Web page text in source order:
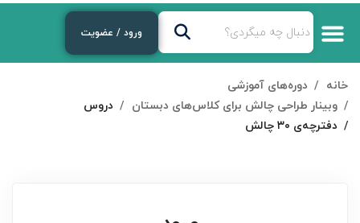
ورود / عضویت
خانه
دوره‌های آموزشی
وبینار طراحی چالش برای کلاس‌های دبستان
دروس
دفترچه‌ی ۳۰ چالش